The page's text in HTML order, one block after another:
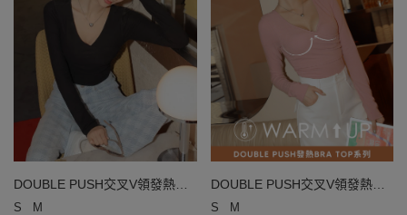
DOUBLE PUSH交叉V領發熱
BRA TOP
S M
DOUBLE PUSH交叉V領發熱
BRA TOP
S M